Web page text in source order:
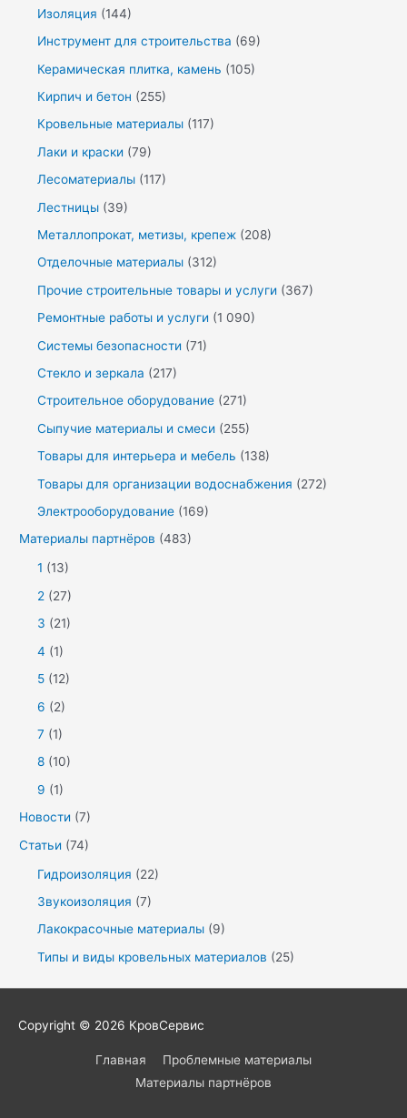
Изоляция (144)
Инструмент для строительства (69)
Керамическая плитка, камень (105)
Кирпич и бетон (255)
Кровельные материалы (117)
Лаки и краски (79)
Лесоматериалы (117)
Лестницы (39)
Металлопрокат, метизы, крепеж (208)
Отделочные материалы (312)
Прочие строительные товары и услуги (367)
Ремонтные работы и услуги (1 090)
Системы безопасности (71)
Стекло и зеркала (217)
Строительное оборудование (271)
Сыпучие материалы и смеси (255)
Товары для интерьера и мебель (138)
Товары для организации водоснабжения (272)
Электрооборудование (169)
Материалы партнёров (483)
1 (13)
2 (27)
3 (21)
4 (1)
5 (12)
6 (2)
7 (1)
8 (10)
9 (1)
Новости (7)
Статьи (74)
Гидроизоляция (22)
Звукоизоляция (7)
Лакокрасочные материалы (9)
Типы и виды кровельных материалов (25)
Copyright © 2026 КровСервис
Главная
Проблемные материалы
Материалы партнёров